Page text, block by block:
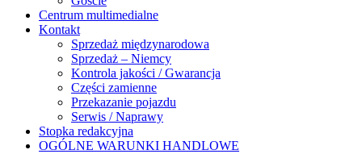
Centrum multimedialne
Kontakt
Sprzedaż międzynarodowa
Sprzedaż – Niemcy
Kontrola jakości / Gwarancja
Części zamienne
Przekazanie pojazdu
Serwis / Naprawy
Stopka redakcyjna
OGÓLNE WARUNKI HANDLOWE